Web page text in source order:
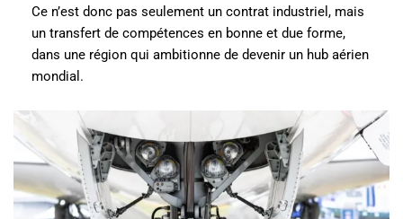
Ce n’est donc pas seulement un contrat industriel, mais
un transfert de compétences en bonne et due forme,
dans une région qui ambitionne de devenir un hub aérien
mondial.